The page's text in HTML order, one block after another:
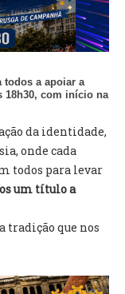
todos a apoiar a
18h30, com início na
da identidade,
onde cada
todos para levar
um título a
tradição que nos